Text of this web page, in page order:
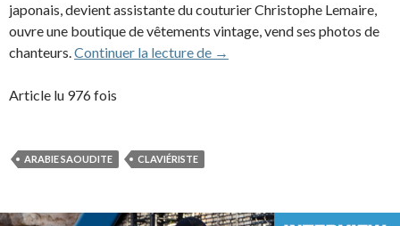
japonais, devient assistante du couturier Christophe Lemaire,
ouvre une boutique de vêtements vintage, vend ses photos de
chanteurs.Continuer la lecture de Narumi Hérisson (2020)
→
Article lu 976 fois
ARABIE SAOUDITE CLAVIÉRISTE